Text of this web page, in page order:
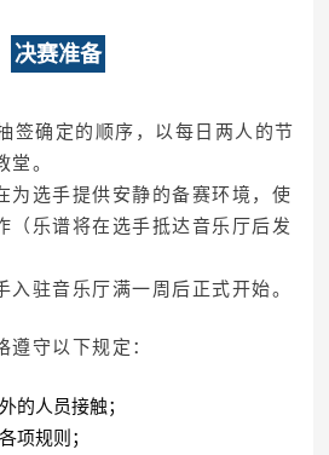
决赛准备
签确定的顺序，以每日两人的节
。
为选手提供安静的备赛环境，使
（乐谱将在选手抵达音乐厅后发
驻音乐厅满一周后正式开始。
守以下规定：
的人员接触；
项规则；